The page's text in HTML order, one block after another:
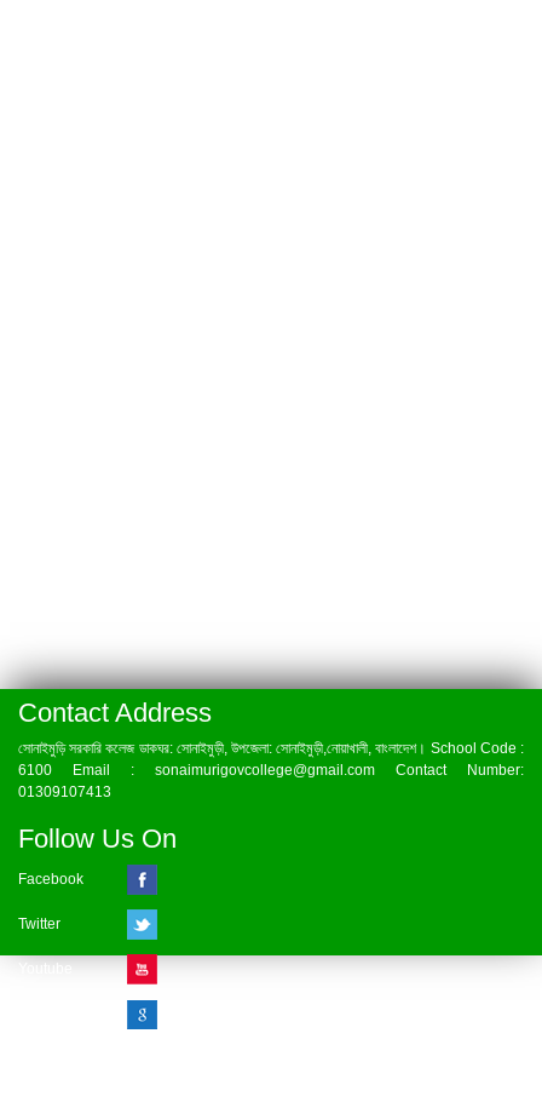
Contact Address
সোনাইমুড়ি সরকারি কলেজ ডাকঘর: সোনাইমুড়ী, উপজেলা: সোনাইমুড়ী,নোয়াখালী, বাংলাদেশ। School Code :
6100 Email : sonaimurigovcollege@gmail.com Contact Number:
01309107413
Follow Us On
Facebook
Twitter